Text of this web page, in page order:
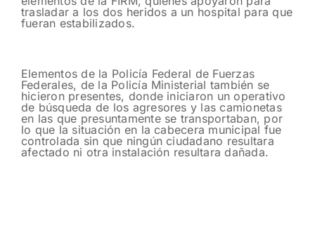
trasladar a los dos heridos a un hospital para que
fueran estabilizados.
Elementos de la Policía Federal de Fuerzas
Federales, de la Policía Ministerial también se
hicieron presentes, donde iniciaron un operativo
de búsqueda de los agresores y las camionetas
en las que presuntamente se transportaban, por
lo que la situación en la cabecera municipal fue
controlada sin que ningún ciudadano resultara
afectado ni otra instalación resultara dañada.